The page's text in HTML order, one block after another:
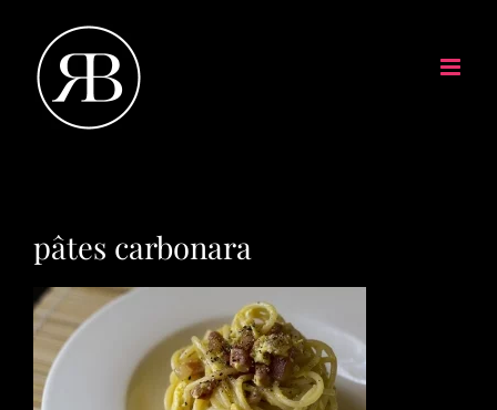
pâtes carbonara